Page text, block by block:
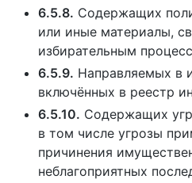
6.5.8. Содержащих
или иные материалы,
избирательным
6.5.9. Направляемых в
включённых в реестр
6.5.10. Содержащих
в том числе угрозы
причинения
неблагоприятных